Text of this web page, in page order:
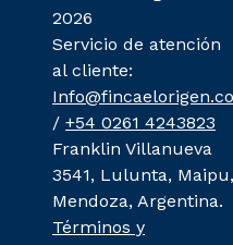
2026
Servicio de atención
al cliente:
/ +54 0261 4243823
Franklin Villanueva
3541, Lulunta, Maipu,
Mendoza, Argentina.
Términos y